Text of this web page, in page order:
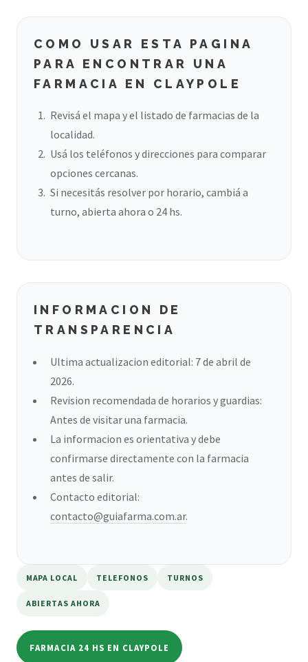
COMO USAR ESTA PAGINA
PARA ENCONTRAR UNA
FARMACIA EN CLAYPOLE
Revisá el mapa y el listado de farmacias de la
localidad.
Usá los teléfonos y direcciones para comparar
opciones cercanas.
Si necesitás resolver por horario, cambiá a
turno, abierta ahora o 24 hs.
INFORMACION DE
TRANSPARENCIA
Ultima actualizacion editorial: 7 de abril de
2026.
Revision recomendada de horarios y guardias:
Antes de visitar una farmacia.
La informacion es orientativa y debe
confirmarse directamente con la farmacia
antes de salir.
Contacto editorial:
contacto@guiafarma.com.ar.
MAPA LOCAL TELEFONOS TURNOS
ABIERTAS AHORA
FARMACIA 24 HS EN CLAYPOLE